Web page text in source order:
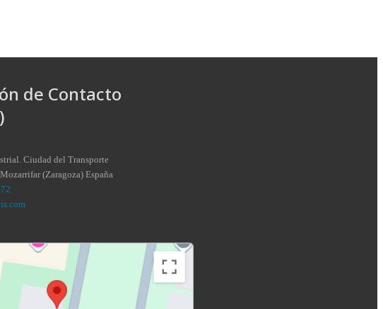
de Contacto
Ciudad del Transporte
Mozarrifar(Zaragoza) España